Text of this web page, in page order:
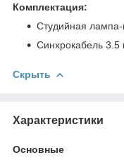
Комплектация:
Студийная
Синхрокабель
Скрыть
Характеристики
Основные